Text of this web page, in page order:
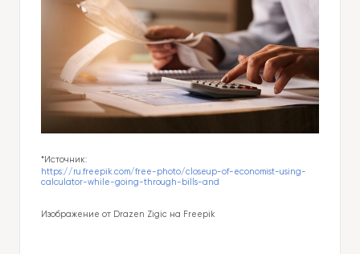
*Источник:
https://ru.freepik.com/free-photo/closeup-of-economist-using-
calculator-while-going-through-bills-and
Изображение от Drazen Zigic на Freepik